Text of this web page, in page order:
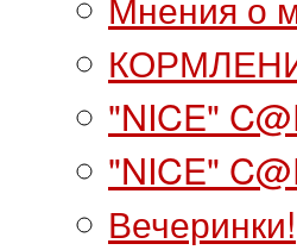
"NICE"
"NICE"
Вечеринки!